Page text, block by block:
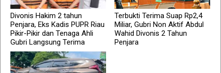
Divonis Hakim 2 tahun
Penjara, Eks Kadis PUPR Riau
Pikir-Pikir dan Tenaga Ahli
Gubri Langsung Terima
Terbukti Terima Suap Rp2,4
Miliar, Gubri Non Aktif Abdul
Wahid Divonis 2 Tahun
Penjara